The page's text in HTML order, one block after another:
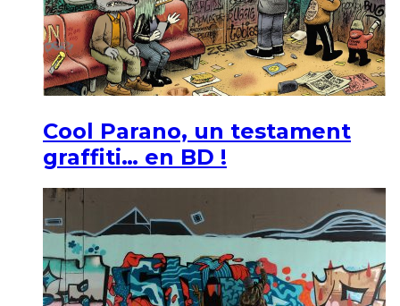
Cool Parano, un testament
graffiti… en BD !